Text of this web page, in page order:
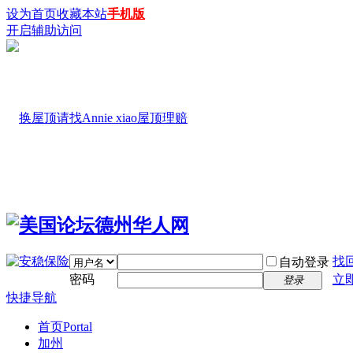
设为首页收藏本站手机版
开启辅助访问
自动登录 找
密码
登录
立
快捷导航
首页Portal
加州